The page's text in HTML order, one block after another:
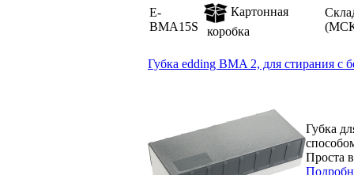
E-
BMA15S
Картонная
коробка
Губка edding BMA 2, для стирания с
Губка
Проста